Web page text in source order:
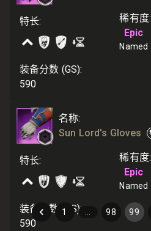
特长: 稀有度:
Epic
Named
装备分数 (GS):
590
名称:
Sun Lord's Gloves
特长: 稀有度:
Epic
Named
装备分数 (GS):
590
1 98 99